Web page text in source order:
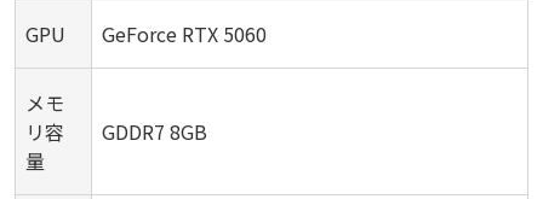
GPU GeForce RTX 5060
メモ
リ容
量
GDDR7 8GB